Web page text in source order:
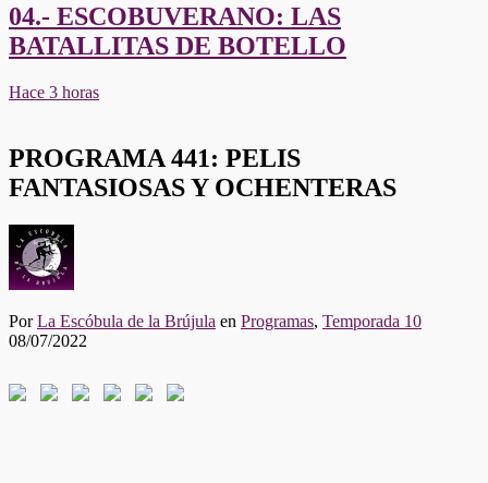
04.- ESCOBUVERANO: LAS
BATALLITAS DE BOTELLO
Hace 3 horas
PROGRAMA 441: PELIS
FANTASIOSAS Y OCHENTERAS
PorLa Escóbula de la Brújula en Programas, Temporada 10
08/07/2022